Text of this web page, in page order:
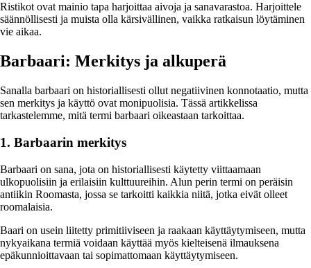
Ristikot ovat mainio tapa harjoittaa aivoja ja sanavarastoa. Harjoittele
säännöllisesti ja muista olla kärsivällinen, vaikka ratkaisun löytäminen
vie aikaa.
Barbaari: Merkitys ja alkuperä
Sanalla barbaari on historiallisesti ollut negatiivinen konnotaatio, mutta
sen merkitys ja käyttö ovat monipuolisia. Tässä artikkelissa
tarkastelemme, mitä termi barbaari oikeastaan tarkoittaa.
1. Barbaarin merkitys
Barbaari on sana, jota on historiallisesti käytetty viittaamaan
ulkopuolisiin ja erilaisiin kulttuureihin. Alun perin termi on peräisin
antiikin Roomasta, jossa se tarkoitti kaikkia niitä, jotka eivät olleet
roomalaisia.
Baari on usein liitetty primitiiviseen ja raakaan käyttäytymiseen, mutta
nykyaikana termiä voidaan käyttää myös kielteisenä ilmauksena
epäkunnioittavaan tai sopimattomaan käyttäytymiseen.